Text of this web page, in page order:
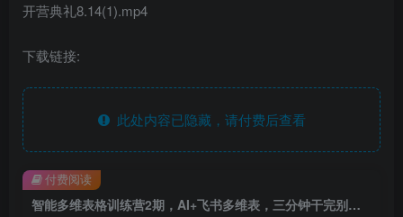
开营典礼8.14(1).mp4
下载链接:
此处内容已隐藏，请付费后查看
智能多维表格训练营2期，AI+飞书多维表，三分钟干完别人一周的活
付费阅读